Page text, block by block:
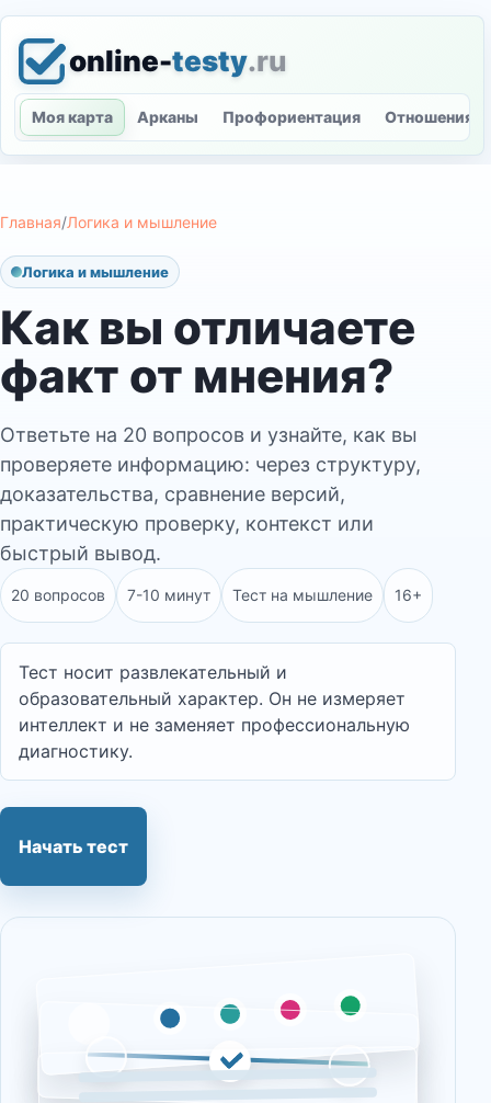
online-testy.ru
Моя карта Арканы Профориентация Отношения
Главная/Логика и мышление
Логика и мышление
Как вы отличаете
факт от мнения?
Ответьте на 20 вопросов и узнайте, как вы
проверяете информацию: через структуру,
доказательства, сравнение версий,
практическую проверку, контекст или
быстрый вывод.
20 вопросов 7-10 минут Тест на мышление 16+
Тест носит развлекательный и
образовательный характер. Он не измеряет
интеллект и не заменяет профессиональную
диагностику.
Начать тест